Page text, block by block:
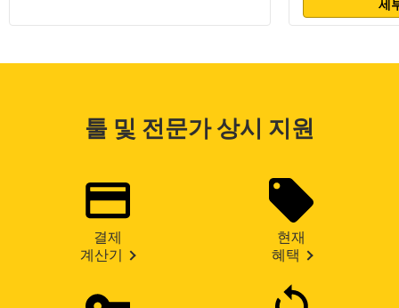
세
툴 및 전문가 상시 지원
결제
계산기
현재
혜택